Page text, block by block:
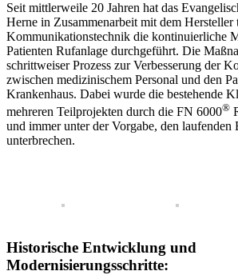
Seit mittlerweile 20 Jahren hat das
Herne in Zusammenarbeit mit dem Hersteller
Kommunikationstechnik die kontinuierliche
Patienten Rufanlage durchgeführt. Die
schrittweiser Prozess zur Verbesserung der
zwischen medizinischem Personal und den
Krankenhaus. Dabei wurde die bestehende
mehreren Teilprojekten durch die FN 6000®
und immer unter der Vorgabe, den laufenden
unterbrechen.
Historische Entwicklung und
Modernisierungsschritte: